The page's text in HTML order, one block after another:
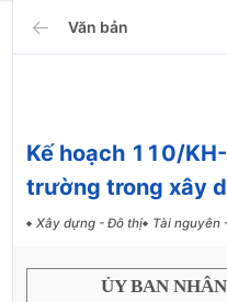
Văn bản
Kế hoạch 110/
trường trong xây
Xây dựng - Đô thị Tài nguyên
ỦY BAN